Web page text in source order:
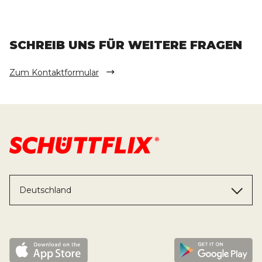
SCHREIB UNS FÜR WEITERE FRAGEN
Zum Kontaktformular
Deutschland